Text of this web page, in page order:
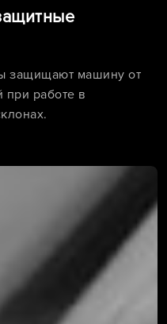
защищают машину от
работе в